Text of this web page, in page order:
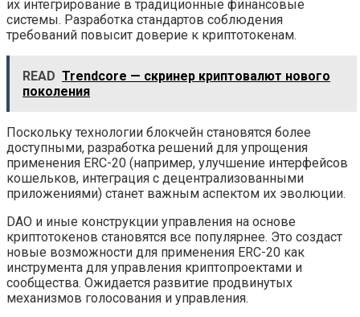
их интегрирование в традиционные финансовые
системы. Разработка стандартов соблюдения
требований повысит доверие к криптотокенам.
READ Trendcore — скринер криптовалют нового
поколения
Поскольку технологии блокчейн становятся более
доступными, разработка решений для упрощения
применения ERC-20 (например, улучшение интерфейсов
кошельков, интеграция с децентрализованными
приложениями) станет важным аспектом их эволюции.
DAO и иные конструкции управления на основе
криптотокенов становятся все популярнее. Это создаст
новые возможности для применения ERC-20 как
инструмента для управления криптопроектами и
сообщества. Ожидается развитие продвинутых
механизмов голосования и управления.